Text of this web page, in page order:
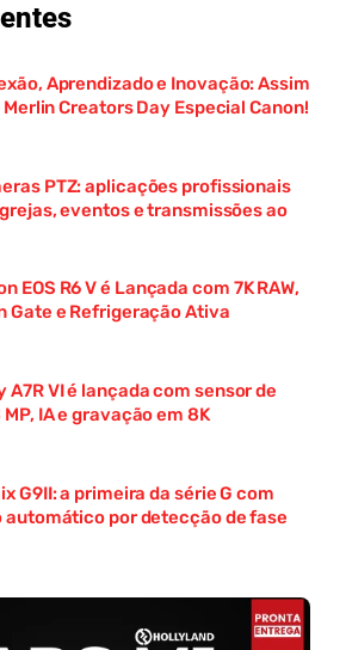
Aprendizado e Inovação: Assim
Merlin Creators Day Especial Canon!
PTZ: aplicações profissionais
eventos e transmissões ao
EOS R6 V é Lançada com 7K RAW,
Gate e Refrigeração Ativa
A7R VI é lançada com sensor de
MP, IA e gravação em 8K
G9II: a primeira da série G com
automático por detecção de fase